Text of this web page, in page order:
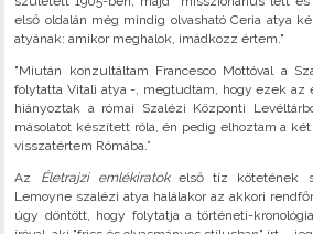
első oldalán még mindig olvasható Ceria atya
atyának: amikor meghalok, imádkozz értem."
"Miután konzultáltam Francesco Mottóval a
folytatta Vitali atya -, megtudtam, hogy ezek az
hiányoztak a római Szalézi Központi
másolatot készített róla, én pedig elhoztam a
visszatértem Rómába.”
Az Életrajzi emlékiratokelső tíz kötetének
Lemoyne szalézi atya halálakor az akkori
úgy döntött, hogy folytatja a történeti-